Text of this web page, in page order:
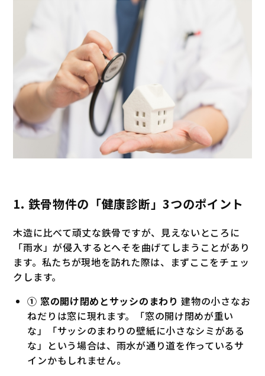
1. 鉄骨物件の「健康診断」3つのポイント
木造に比べて頑丈な鉄骨ですが、見えないところに
「雨水」が侵入するとへそを曲げてしまうことがあり
ます。私たちが現地を訪れた際は、まずここをチェッ
クします。
① 窓の開け閉めとサッシのまわり 建物の小さなお
ねだりは窓に現れます。「窓の開け閉めが重い
な」「サッシのまわりの壁紙に小さなシミがある
な」という場合は、雨水が通り道を作っているサ
インかもしれません。